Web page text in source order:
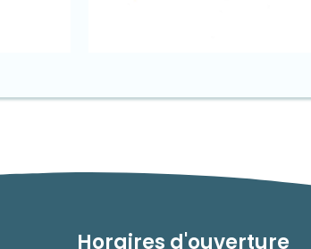
Horaires d'ouverture